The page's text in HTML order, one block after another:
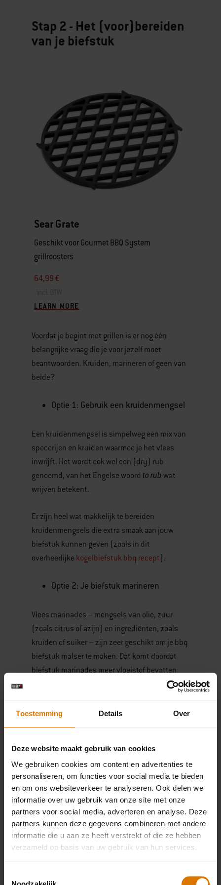
Toestemming Details Over
Deze website maakt gebruik van cookies
We gebruiken cookies om content en advertenties te
personaliseren, om functies voor social media te bieden
en om ons websiteverkeer te analyseren. Ook delen we
informatie over uw gebruik van onze site met onze
partners voor social media, adverteren en analyse. Deze
partners kunnen deze gegevens combineren met andere
informatie die u aan ze heeft verstrekt of die ze hebben
verzameld op basis van uw gebruik van hun services.
Stap 2 - Het (voor)bereiden
van je biefstuk
Sear Grate
Geschikt voor Gourmet BBQ System
grillroosters
64,99 €
LEARN MORE
Voordat je begint met grillen is er nog één
belangrijke vraag die je voor jezelf moet
beantwoorden. Kruiden, marineren of geen van
beide?
Optie 1: Gebruik een kruidenmengsel
Een kruidenmengsel is simpelweg een mix van
specerijen en kruiden waarmee je het vlees
inwrijft. Het wordt ook wel een (dry) rub
genoemd, van het Engelse woord to rub wat
wrijven betekent.
Er zijn heel wat makkelijk te bereiden
kruidenmengsels die extra smaak aan jouw
biefstuk kunnen geven (zoals in dit
overheerlijke kogelbiefstuk bbq recept).
Optie 2: Je biefstuk marineren
Vlees marinades – mengsels van olie, zuur
(zoals citrus of azijn) en ingrediënten, zoals
kruiden of suiker – zijn zeer geschikt om je bbq
biefstuk malser te maken. Dat komt doordat
biefstuk marinades meer vloeistof bevatten
dan kruidenmengsels. Jouw steak absorbeert
dit tijdens het marineren, wat het vlees malser
maakt. Het is dan wel nodig om het vlees
minimaal een uur te laten weken.
Optie 3: Geen van beide
Als je haast hebt, of gewoon van een simpele
steak houdt zonder te veel afleidende smaken,
dan kan je er voor kiezen om je biefstuk niet te
marineren of kruiden. Bestrooi dan beide
kanten van de biefstuk met een ruime
hoeveelheid zout en peper, en voilà!
Je kan het zelfs zonder zout en peper doen en